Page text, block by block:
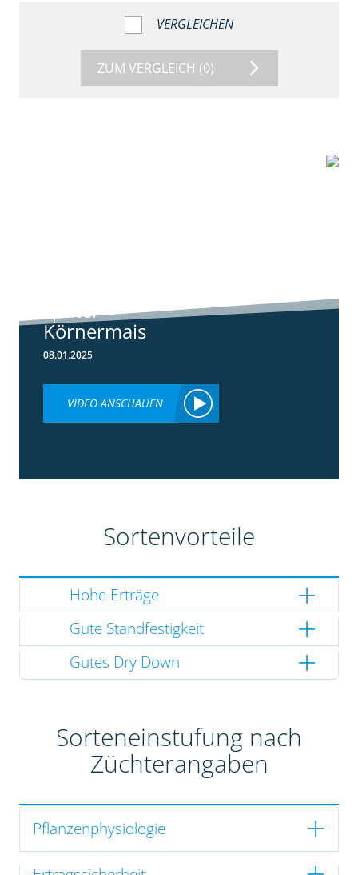
VERGLEICHEN
ZUM VERGLEICH (0)
später
Körnermais
08.01.2025
VIDEO ANSCHAUEN
Sortenvorteile
Hohe Erträge
Gute Standfestigkeit
Gutes Dry Down
Sorteneinstufung nach
Züchterangaben
Pflanzenphysiologie